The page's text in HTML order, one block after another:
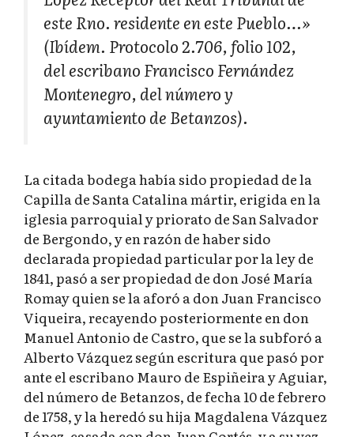
este Rno. residente en este Pueblo…»
(Ibídem. Protocolo 2.706, folio 102,
del escribano Francisco Fernández
Montenegro, del número y
ayuntamiento de Betanzos).
La citada bodega había sido propiedad de la
Capilla de Santa Catalina mártir, erigida en la
iglesia parroquial y priorato de San Salvador
de Bergondo, y en razón de haber sido
declarada propiedad particular por la ley de
1841, pasó a ser propiedad de don José María
Romay quien se la aforó a don Juan Francisco
Viqueira, recayendo posteriormente en don
Manuel Antonio de Castro, que se la subforó a
Alberto Vázquez según escritura que pasó por
ante el escribano Mauro de Espiñeira y Aguiar,
del número de Betanzos, de fecha 10 de febrero
de 1758, y la heredó su hija Magdalena Vázquez